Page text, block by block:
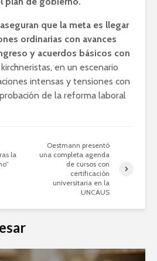
que la meta es llegar
ordinarias con avances
y acuerdos básicos con
en un escenario
intensas y tensiones con
de la reforma laboral
la
Oestmann presentó
una completa agenda
de cursos con
certificación
universitaria en la
UNCAUS